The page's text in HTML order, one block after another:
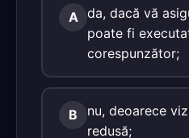
A da, dacă vă
poate fi
corespunzător;
B
nu, deoarece
redusă;